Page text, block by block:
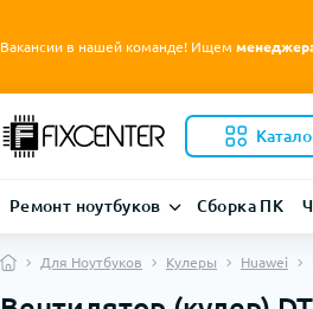
Вакансии в нашей команде! Ищем
Ремонт ноутбуков Сборка ПК
Для Ноутбуков Кулеры Huawei